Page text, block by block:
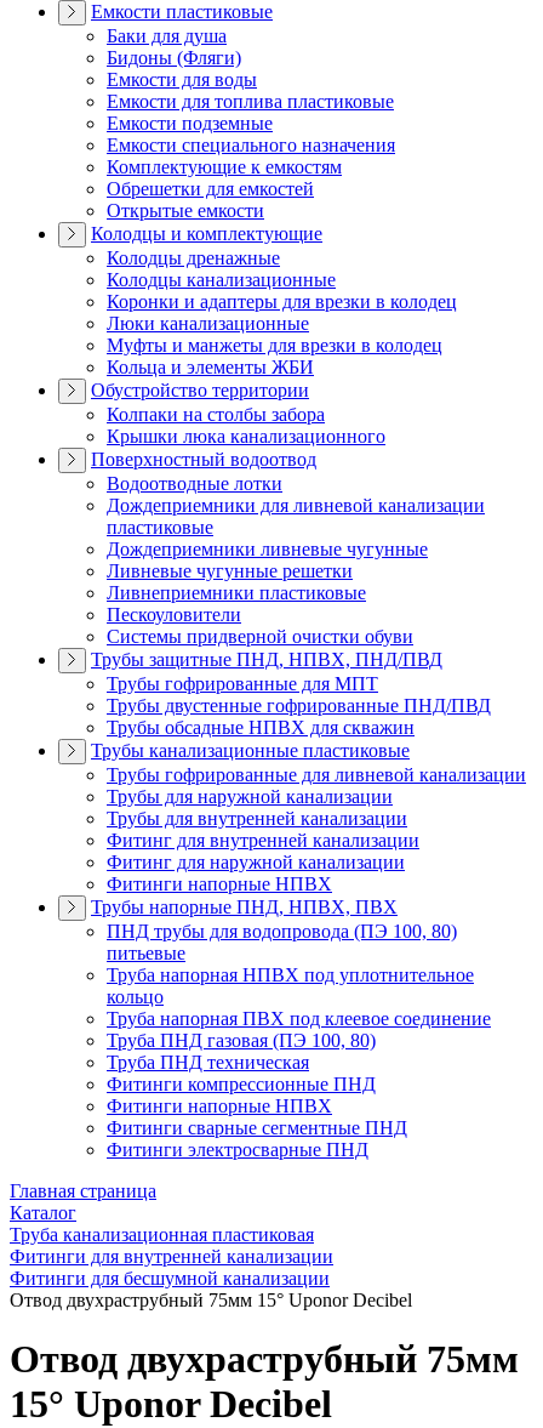
Емкости пластиковые
Баки для душа
Бидоны (Фляги)
Емкости для воды
Емкости для топлива пластиковые
Емкости подземные
Емкости специального назначения
Комплектующие к емкостям
Обрешетки для емкостей
Открытые емкости
Колодцы и комплектующие
Колодцы дренажные
Колодцы канализационные
Коронки и адаптеры для врезки в колодец
Люки канализационные
Муфты и манжеты для врезки в колодец
Кольца и элементы ЖБИ
Обустройство территории
Колпаки на столбы забора
Крышки люка канализационного
Поверхностный водоотвод
Водоотводные лотки
Дождеприемники для ливневой канализации
пластиковые
Дождеприемники ливневые чугунные
Ливневые чугунные решетки
Ливнеприемники пластиковые
Пескоуловители
Системы придверной очистки обуви
Трубы защитные ПНД, НПВХ, ПНД/ПВД
Трубы гофрированные для МПТ
Трубы двустенные гофрированные ПНД/ПВД
Трубы обсадные НПВХ для скважин
Трубы канализационные пластиковые
Трубы гофрированные для ливневой канализации
Трубы для наружной канализации
Трубы для внутренней канализации
Фитинг для внутренней канализации
Фитинг для наружной канализации
Фитинги напорные НПВХ
Трубы напорные ПНД, НПВХ, ПВХ
ПНД трубы для водопровода (ПЭ 100, 80)
питьевые
Труба напорная НПВХ под уплотнительное
кольцо
Труба напорная ПВХ под клеевое соединение
Труба ПНД газовая (ПЭ 100, 80)
Труба ПНД техническая
Фитинги компрессионные ПНД
Фитинги напорные НПВХ
Фитинги сварные сегментные ПНД
Фитинги электросварные ПНД
Главная страница
Каталог
Труба канализационная пластиковая
Фитинги для внутренней канализации
Фитинги для бесшумной канализации
Отвод двухраструбный 75мм 15° Uponor Decibel
Отвод двухраструбный 75мм
15° Uponor Decibel